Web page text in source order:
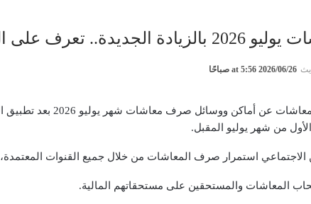
تعرف على التفاصيل
2026/06/26 at 5:56 صباحًا
من شهر يوليو المقبل.
الاجتماعي استمرار صرف المعاشات من خلال جميع القنوات المعتمدة،
المعاشات والمستحقين على مستحقاتهم المالية.